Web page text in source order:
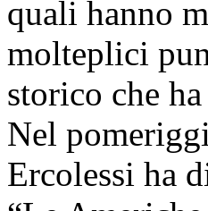
quali hanno
molteplici
storico che
Nel
Ercolessi ha